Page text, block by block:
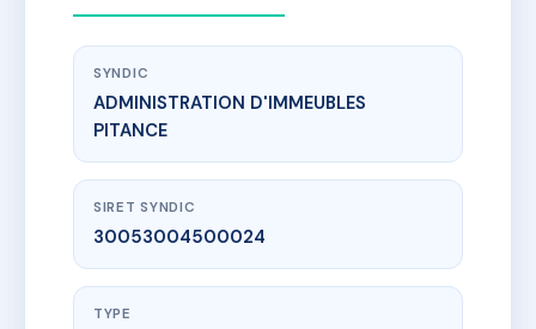
SYNDIC
ADMINISTRATION D'IMMEUBLES
PITANCE
SIRET SYNDIC
30053004500024
TYPE